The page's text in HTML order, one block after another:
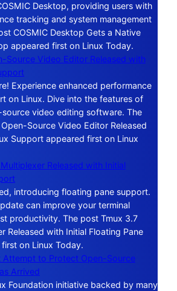
Desktop, providing users with
tracking and system management
COSMIC Desktop Gets a Native
appeared first on Linux Today.
Source Video Editor Released with
Experience enhanced performance
on Linux. Dive into the features of
video editing software. The
Source Video Editor Released
Support appeared first on Linux
Released with Initial
introducing floating pane support.
can improve your terminal
productivity. The post Tmux 3.7
Released with Initial Floating Pane
on Linux Today.
Attempt to Protect Open-Source
Arrived
Foundation initiative backed by many